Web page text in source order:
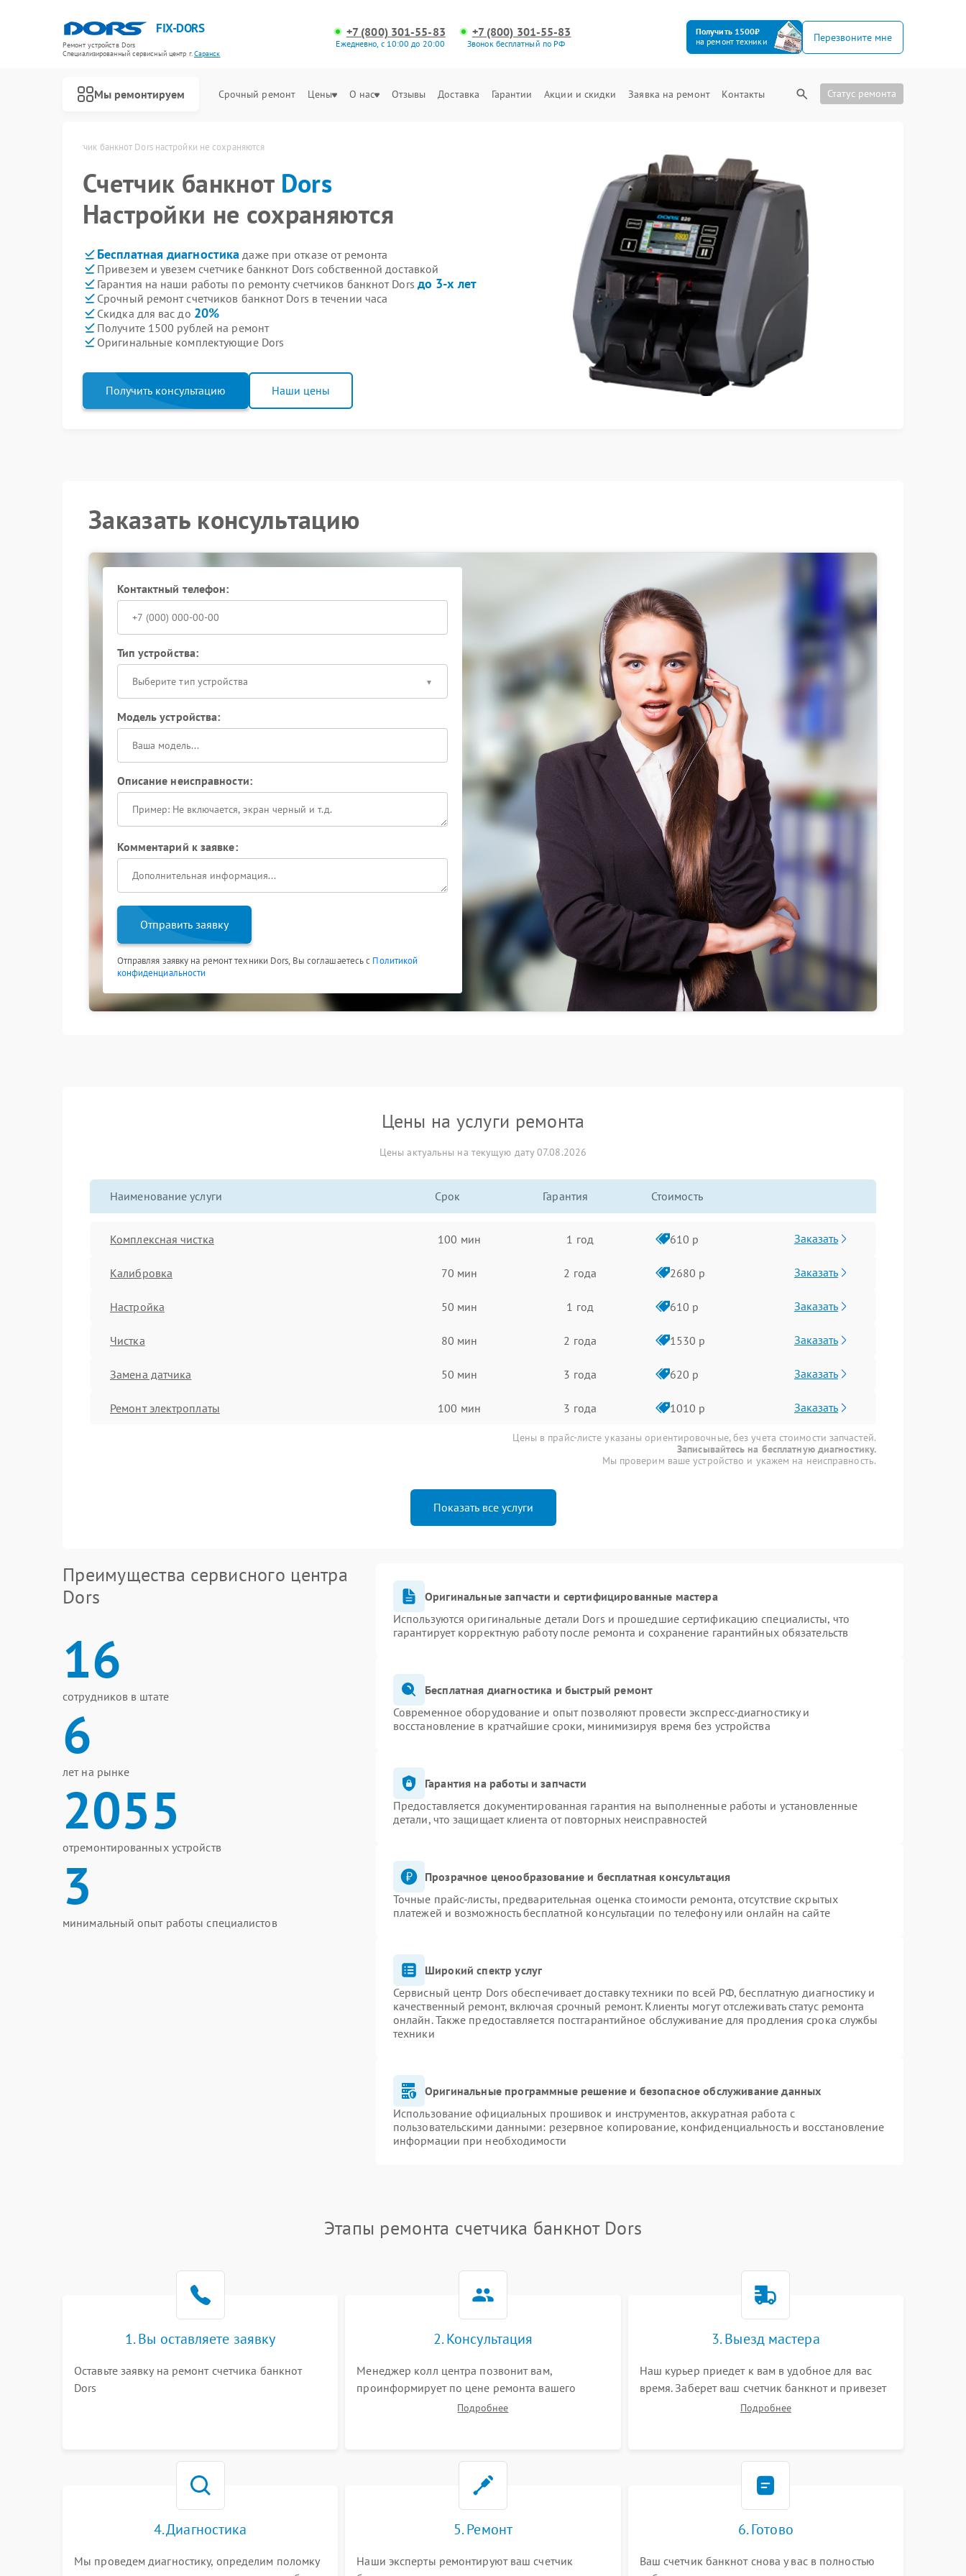
FIX-DORS
Ремонт устройств Dors
Специализированный cервисный центр г.Саранск
+7 (800) 301-55-83
Ежедневно, с 10:00 до 20:00
+7 (800) 301-55-83
Звонок бесплатный по РФ
Получить 1500₽
на ремонт техники
Перезвоните мне
Мы ремонтируем Срочный ремонт Цены О нас Отзывы Доставка Гарантии Акции и скидки Заявка на ремонт Контакты Статус ремонта
Счетчик банкнот Dors настройки не сохраняются
Счетчик банкнот Dors
Настройки не сохраняются
Бесплатная диагностика даже при отказе от ремонта
Привезем и увезем счетчике банкнот Dors собственной доставкой
Гарантия на наши работы по ремонту счетчиков банкнот Dors до 3-х лет
Срочный ремонт счетчиков банкнот Dors в течении часа
Скидка для вас до 20%
Получите 1500 рублей на ремонт
Оригинальные комплектующие Dors
Получить консультацию Наши цены
Заказать консультацию
Контактный телефон:
Тип устройства:
Выберите тип устройства
Модель устройства:
Описание неисправности:
Комментарий к заявке:
Отправить заявку
Отправляя заявку на ремонт техники Dors, Вы соглашаетесь с Политикой
конфиденциальности
Цены на услуги ремонта
Цены актуальны на текущую дату 07.08.2026
Наименование услуги Срок Гарантия Стоимость
Комплексная чистка 100 мин 1 год 610 р Заказать
Калибровка 70 мин 2 года 2680 р Заказать
Настройка 50 мин 1 год 610 р Заказать
Чистка 80 мин 2 года 1530 р Заказать
Замена датчика 50 мин 3 года 620 р Заказать
Ремонт электроплаты 100 мин 3 года 1010 р Заказать
Цены в прайс-листе указаны ориентировочные, без учета стоимости запчастей.
Записывайтесь на бесплатную диагностику.
Мы проверим ваше устройство и укажем на неисправность.
Показать все услуги
Преимущества сервисного центра
Dors
16
сотрудников в штате
6
лет на рынке
2055
отремонтированных устройств
3
минимальный опыт работы специалистов
Оригинальные запчасти и сертифицированные мастера
Используются оригинальные детали Dors и прошедшие сертификацию специалисты, что
гарантирует корректную работу после ремонта и сохранение гарантийных обязательств
Бесплатная диагностика и быстрый ремонт
Современное оборудование и опыт позволяют провести экспресс-диагностику и
восстановление в кратчайшие сроки, минимизируя время без устройства
Гарантия на работы и запчасти
Предоставляется документированная гарантия на выполненные работы и установленные
детали, что защищает клиента от повторных неисправностей
Прозрачное ценообразование и бесплатная консультация
Точные прайс-листы, предварительная оценка стоимости ремонта, отсутствие скрытых
платежей и возможность бесплатной консультации по телефону или онлайн на сайте
Широкий спектр услуг
Сервисный центр Dors обеспечивает доставку техники по всей РФ, бесплатную диагностику и
качественный ремонт, включая срочный ремонт. Клиенты могут отслеживать статус ремонта
онлайн. Также предоставляется постгарантийное обслуживание для продления срока службы
техники
Оригинальные программные решение и безопасное обслуживание данных
Использование официальных прошивок и инструментов, аккуратная работа с
пользовательскими данными: резервное копирование, конфиденциальность и восстановление
информации при необходимости
Этапы ремонта счетчика банкнот Dors
1. Вы оставляете заявку
Оставьте заявку на ремонт счетчика банкнот
Dors
2. Консультация
Менеджер колл центра позвонит вам,
проинформирует по цене ремонта вашего
счетчика банкнот а также ответит на все ваши
Подробнее
3. Выезд мастера
Наш курьер приедет к вам в удобное для вас
время. Заберет ваш счетчик банкнот и привезет
на склад для диагностики.
Подробнее
4. Диагностика
Мы проведем диагностику, определим поломку
5. Ремонт
Наши эксперты ремонтируют ваш счетчик
6. Готово
Ваш счетчик банкнот снова у вас в полностью